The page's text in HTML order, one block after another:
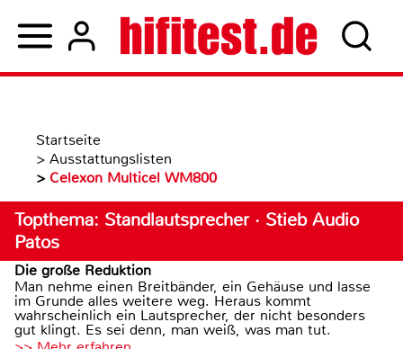
Startseite
> Ausstattungslisten
> Celexon Multicel WM800
Topthema: Standlautsprecher · Stieb Audio
Patos
Die große Reduktion
Man nehme einen Breitbänder, ein Gehäuse und lasse
im Grunde alles weitere weg. Heraus kommt
wahrscheinlich ein Lautsprecher, der nicht besonders
gut klingt. Es sei denn, man weiß, was man tut.